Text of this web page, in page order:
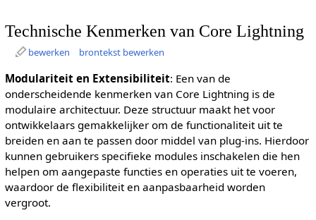
Technische Kenmerken van Core Lightning
bewerken brontekst bewerken
Modulariteit en Extensibiliteit: Een van de
onderscheidende kenmerken van Core Lightning is de
modulaire architectuur. Deze structuur maakt het voor
ontwikkelaars gemakkelijker om de functionaliteit uit te
breiden en aan te passen door middel van plug-ins. Hierdoor
kunnen gebruikers specifieke modules inschakelen die hen
helpen om aangepaste functies en operaties uit te voeren,
waardoor de flexibiliteit en aanpasbaarheid worden
vergroot.